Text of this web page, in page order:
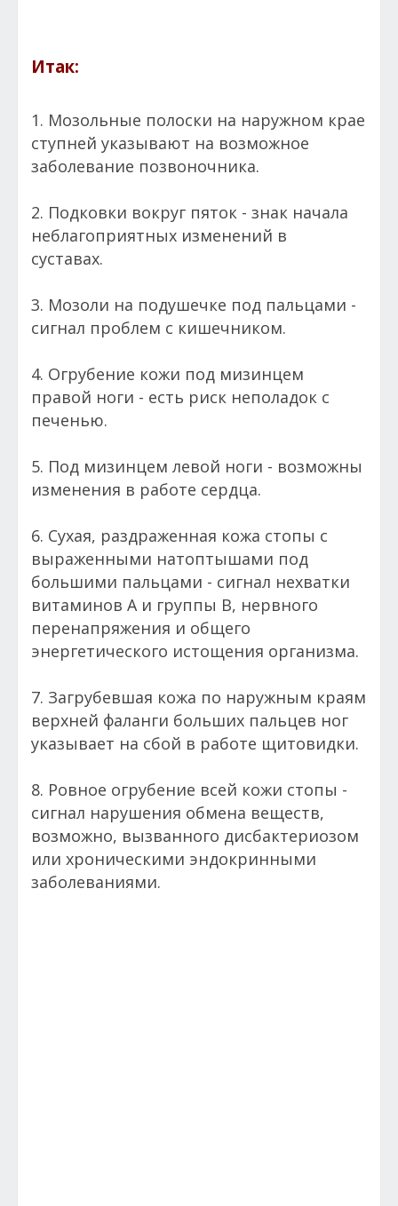
Итак:
1. Мозольные полоски на наружном крае
ступней указывают на возможное
заболевание позвоночника.
2. Подковки вокруг пяток - знак начала
неблагоприятных изменений в
суставах.
3. Мозоли на подушечке под пальцами -
сигнал проблем с кишечником.
4. Огрубение кожи под мизинцем
правой ноги - есть риск неполадок с
печенью.
5. Под мизинцем левой ноги - возможны
изменения в работе сердца.
6. Сухая, раздраженная кожа стопы с
выраженными натоптышами под
большими пальцами - сигнал нехватки
витаминов А и группы В, нервного
перенапряжения и общего
энергетического истощения организма.
7. Загрубевшая кожа по наружным краям
верхней фаланги больших пальцев ног
указывает на сбой в работе щитовидки.
8. Ровное огрубение всей кожи стопы -
сигнал нарушения обмена веществ,
возможно, вызванного дисбактериозом
или хроническими эндокринными
заболеваниями.